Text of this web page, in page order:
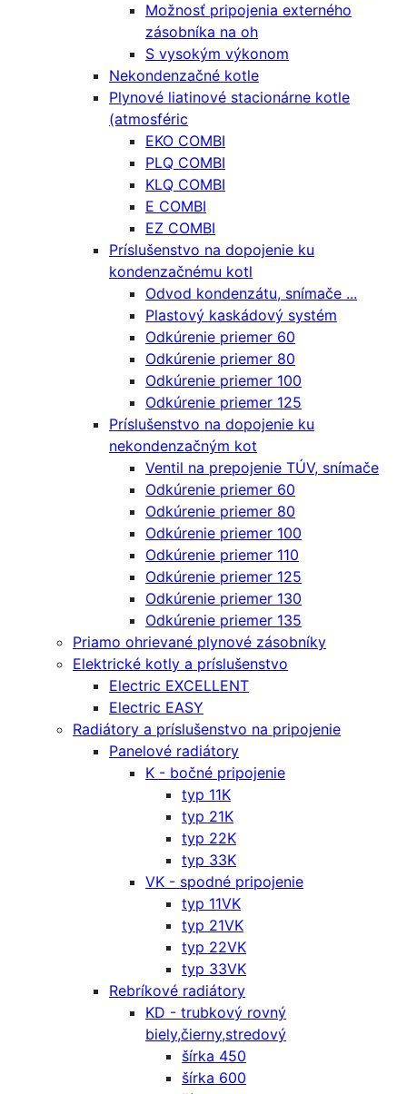
Možnosť pripojenia externého
zásobníka na oh
S vysokým výkonom
Nekondenzačné kotle
Plynové liatinové stacionárne kotle
(atmosféric
EKO COMBI
PLQ COMBI
KLQ COMBI
E COMBI
EZ COMBI
Príslušenstvo na dopojenie ku
kondenzačnému kotl
Odvod kondenzátu, snímače ...
Plastový kaskádový systém
Odkúrenie priemer 60
Odkúrenie priemer 80
Odkúrenie priemer 100
Odkúrenie priemer 125
Príslušenstvo na dopojenie ku
nekondenzačným kot
Ventil na prepojenie TÚV, snímače
Odkúrenie priemer 60
Odkúrenie priemer 80
Odkúrenie priemer 100
Odkúrenie priemer 110
Odkúrenie priemer 125
Odkúrenie priemer 130
Odkúrenie priemer 135
Priamo ohrievané plynové zásobníky
Elektrické kotly a príslušenstvo
Electric EXCELLENT
Electric EASY
Radiátory a príslušenstvo na pripojenie
Panelové radiátory
K - bočné pripojenie
typ 11K
typ 21K
typ 22K
typ 33K
VK - spodné pripojenie
typ 11VK
typ 21VK
typ 22VK
typ 33VK
Rebríkové radiátory
KD - trubkový rovný
biely,čierny,stredový
šírka 450
šírka 600